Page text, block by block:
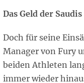
Das Geld der Saudis
Doch für seine
Manager von Fury
beiden Athleten
immer wieder